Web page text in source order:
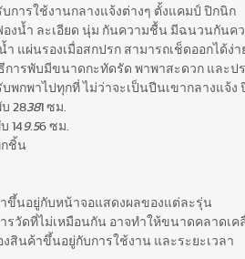
ารใช้งานกลางแจ้งต่างๆ ตั้งแคมป์ ปิกนิก
งน้ำ ละเอียด นุ่ม กันความชื้น มีฉนวนกันค
แผ่นรองเมื่อสกปรก สามารถเช็ดออกได้ง่า
รพับมีขนาดกะทัดรัด พาพาสะดวก และป
กพาไปทุกที่ ไม่ว่าจะเป็นปีนเขากลางแจ้
28381 ซม.
149.56 ซม.
ชิ้น
อยู่กับหน้าจอแสดงผลของแต่ละรุ่น
ดที่ไม่เหมือนกัน อาจทำให้ขนาดคลาดเคลื่
ค้าขึ้นอยู่กับการใช้งาน และระยะเวลา